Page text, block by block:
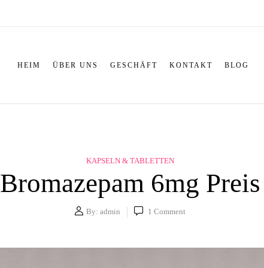
HEIM ÜBER UNS GESCHÄFT KONTAKT BLOG
KAPSELN & TABLETTEN
Bromazepam 6mg Preis
By: admin 1 Comment